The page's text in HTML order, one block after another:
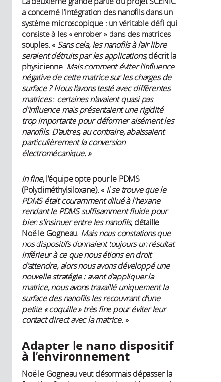
a concerné l'intégration des nanofils dans un
système microscopique : un véritable défi qui
consiste à les « enrober » dans des matrices
souples. « Sans cela, les nanofils à l'air libre
seraient détruits par les applications, décrit la
physicienne. Maiscomment éviter l’influence
négative de cette matrice sur les charges de
surface ? Nous l’avons testé avec différentes
matrices: certaines n'avaient quasi pas
d'influence mais présentaient une rigidité
trop importante pour déformer aisément les
nanofils. D'autres, au contraire, abaissaient
particulièrement la conversion
électromécanique. »
In fine, l’équipe opte pour le PDMS
(Polydiméthylsiloxane). « Il se trouve que le
PDMS était couramment dilué à l'hexane
rendant le PDMS suffisamment fluide pour
bien s'insinuer entre les nanofils, détaille
Noëlle Gogneau. Mais nous constations que
nos dispositifs donnaient toujours un résultat
inférieur à ce que nous étions en droit
d'attendre, alors nous avons développé une
nouvelle stratégie : avant d'appliquer la
matrice, nous avons travaillé uniquement la
surface des nanofils les recouvrant d'une
petite « coquille » très fine pour éviter leur
contact direct avec la matrice.»
Adapter le nano dispositif
à l’environnement
Noëlle Gogneau veut désormais dépasser la